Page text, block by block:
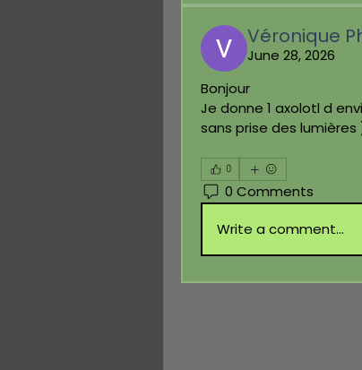
Véronique
June 28, 2026
Bonjour
Je donne 1 axolotl d
sans prise des lumières
0
0 Comments
Write a comment...